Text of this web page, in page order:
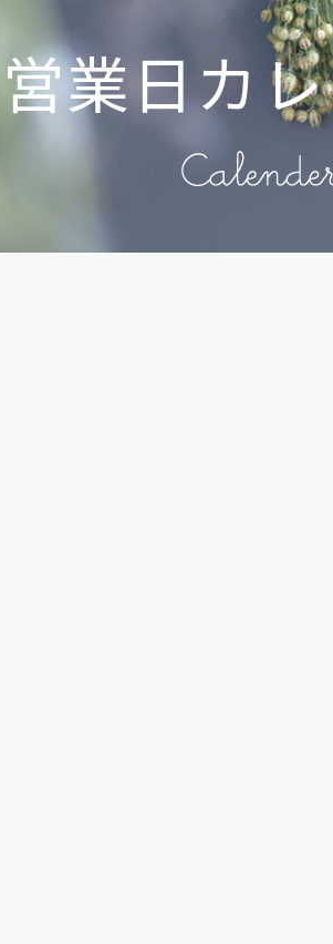
営業日カ